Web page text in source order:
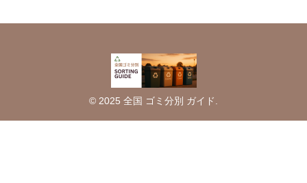
© 2025 全国 ゴミ分別 ガイド.